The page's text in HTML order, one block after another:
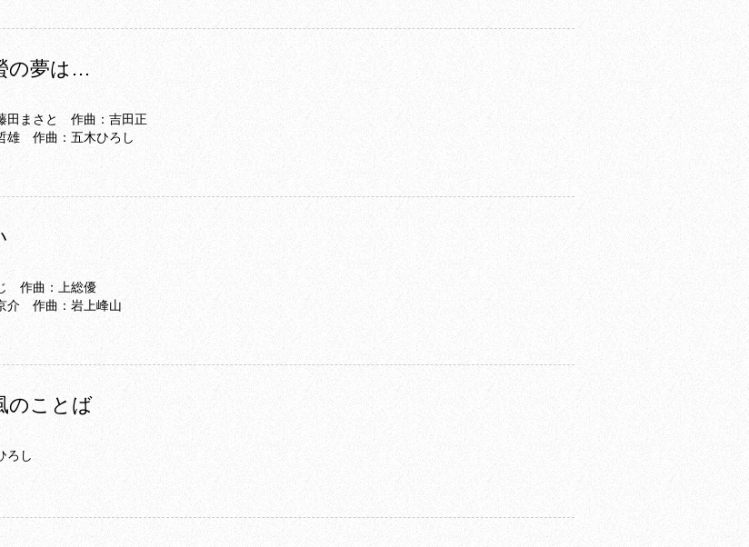
の夢は…
田まさと 作曲：吉田正
雄 作曲：五木ひろし
作曲：上総優
介 作曲：岩上峰山
のことば
ろし